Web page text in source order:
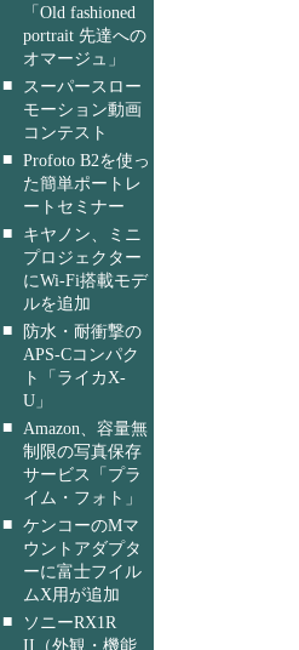
「Old fashioned
portrait 先達への
オマージュ」
■
スーパースロー
モーション動画
コンテスト
■ Profoto B2を使っ
た簡単ポートレ
ートセミナー
■
キヤノン、ミニ
プロジェクター
にWi-Fi搭載モデ
ルを追加
■
防水・耐衝撃の
APS-Cコンパク
ト「ライカX-
U」
■
Amazon、容量無
制限の写真保存
サービス「プラ
イム・フォト」
■ ケンコーのMマ
ウントアダプタ
ーに富士フイル
ムX用が追加
■
ソニーRX1R
II（外観・機能